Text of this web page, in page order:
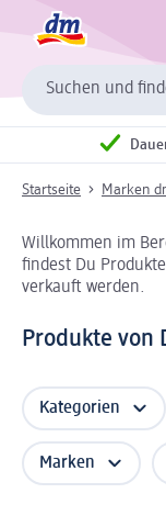
Suchen und
Startseite Marken
Willkommen im
findest Du
verkauft werden.
Produkte von
Kategorien
Marken